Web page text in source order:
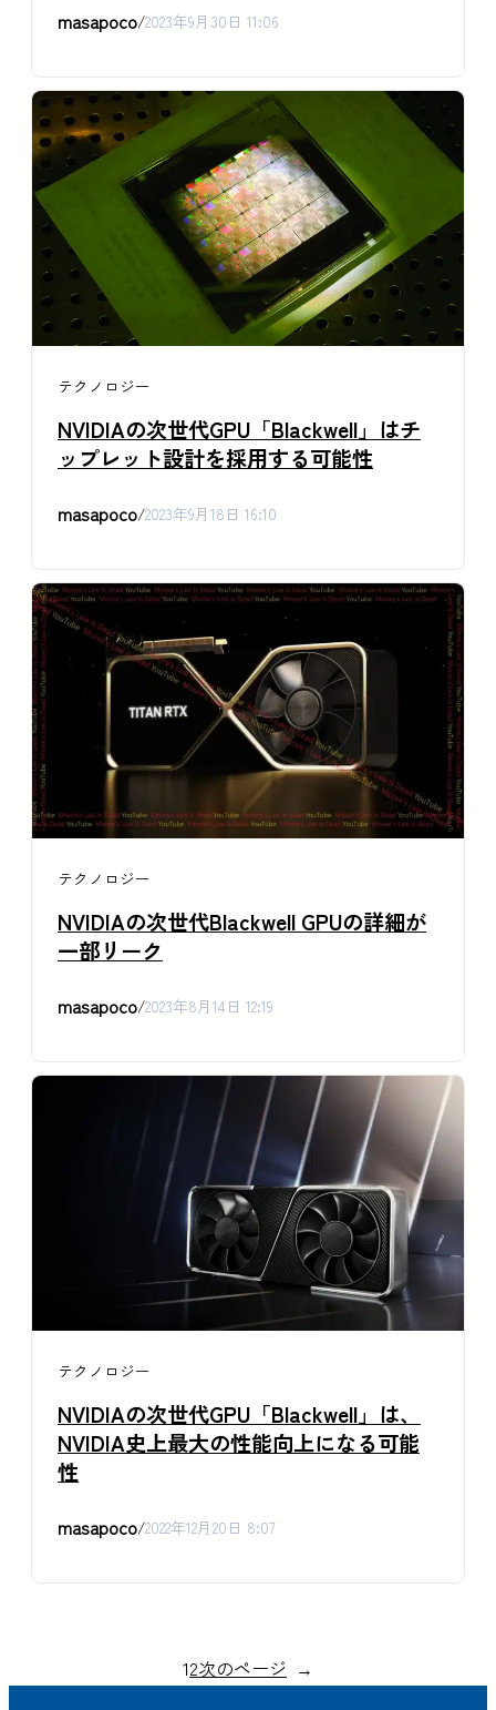
masapoco/2023年9月30日 11:06
テクノロジー
NVIDIAの次世代GPU「Blackwell」はチ
ップレット設計を採用する可能性
masapoco/2023年9月18日 16:10
テクノロジー
NVIDIAの次世代Blackwell GPUの詳細が
一部リーク
masapoco/2023年8月14日 12:19
テクノロジー
NVIDIAの次世代GPU「Blackwell」は、
NVIDIA史上最大の性能向上になる可能
性
masapoco/2022年12月20日 8:07
12次のページ →